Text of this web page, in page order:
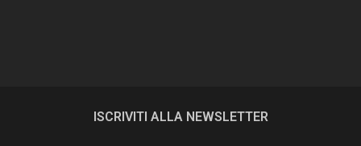
ISCRIVITI ALLA NEWSLETTER